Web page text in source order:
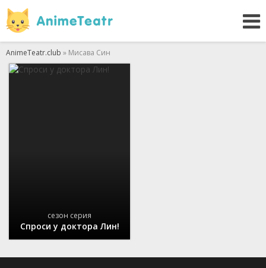
AnimeTeatr.club » Мисава Син
сезон серия
Спроси у доктора Лин!